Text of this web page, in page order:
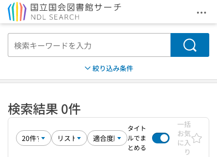
メ
検索
絞り込み条件
検索結果 0件
タイト
ルでま
とめる
一括
お気
に入
り